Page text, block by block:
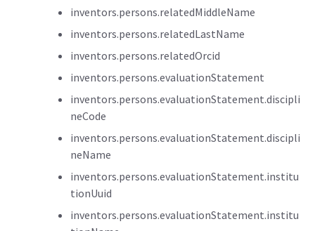
inventors.persons.relatedMiddleName
inventors.persons.relatedLastName
inventors.persons.relatedOrcid
inventors.persons.evaluationStatement
inventors.persons.evaluationStatement.discipli
neCode
inventors.persons.evaluationStatement.discipli
neName
inventors.persons.evaluationStatement.institu
tionUuid
inventors.persons.evaluationStatement.institu